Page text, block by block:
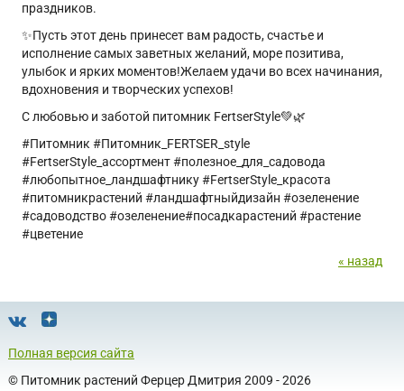
праздников.
✨Пусть этот день принесет вам радость, счастье и
исполнение самых заветных желаний, море позитива,
улыбок и ярких моментов!Желаем удачи во всех начинания,
вдохновения и творческих успехов!
С любовью и заботой питомник FertserStyle💚🌿
#Питомник #Питомник_FERTSER_style
#FertserStyle_ассортмент #полезное_для_садовода
#любопытное_ландшафтнику #FertserStyle_красота
#питомникрастений #ландшафтныйдизайн #озеленение
#садоводство #озеленение#посадкарастений #растение
#цветение
« назад
Полная версия сайта
© Питомник растений Ферцер Дмитрия 2009 - 2026